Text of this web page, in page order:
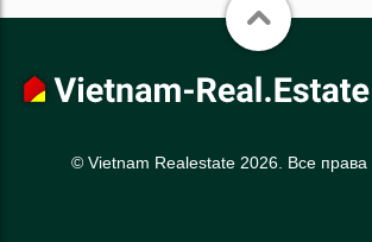
© Vietnam Realestate 2026. Все